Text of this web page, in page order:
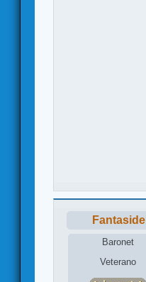
Fantaside
Baronet
Veterano